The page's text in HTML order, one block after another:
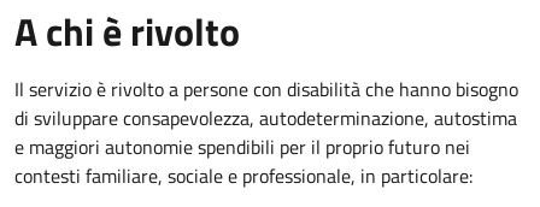
A chi è rivolto
Il servizio è rivolto a persone con disabilità che hanno bisogno
di sviluppare consapevolezza, autodeterminazione, autostima
e maggiori autonomie spendibili per il proprio futuro nei
contesti familiare, sociale e professionale, in particolare: